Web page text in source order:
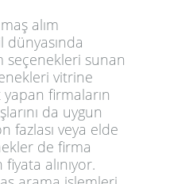
alım
dünyasında
seçenekleri sunan
vitrine
yapan firmaların
da uygun
fazlası veya elde
de firma
alınıyor.